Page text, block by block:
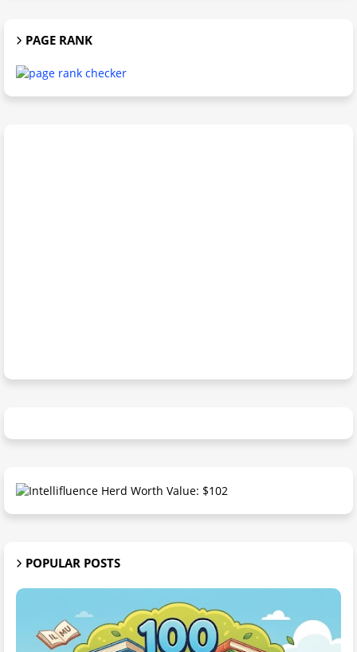
PAGE RANK
POPULAR POSTS